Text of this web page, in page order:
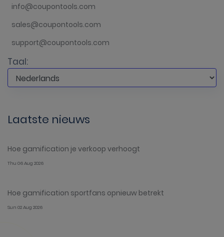
info@coupontools.com
sales@coupontools.com
support@coupontools.com
Taal:
Laatste nieuws
Hoe gamification je verkoop verhoogt
Thu 06 Aug 2026
Hoe gamification sportfans opnieuw betrekt
Sun 02 Aug 2026